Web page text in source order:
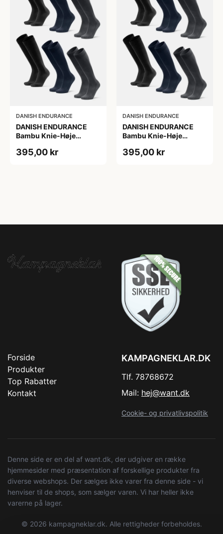
DANISH ENDURANCE
DANISH ENDURANCE
Bambu Knie-Høje
Navy Blå, 6-Pak
395,00 kr
DANISH ENDURANCE
DANISH ENDURANCE
Bambu Knie-Høje
Navy Blå, 6-Pak
395,00 kr
Forside
Produkter
Top Rabatter
Kontakt
KAMPAGNEKLAR.DK
Tlf. 78768672
Mail: hej@want.dk
Cookie- og privatlivspolitik
Denne side er en del af want.dk, der udgiver en række
hjemmesider med præsentation af forskellige produkter fra
diverse webshops. Der sælges ikke varer fra denne side - vi
henviser til de shops, som sælger varen. Vi har heller ikke
varerne på lager.
© 2026 kampagneklar.dk. Alle rettigheder forbeholdes.